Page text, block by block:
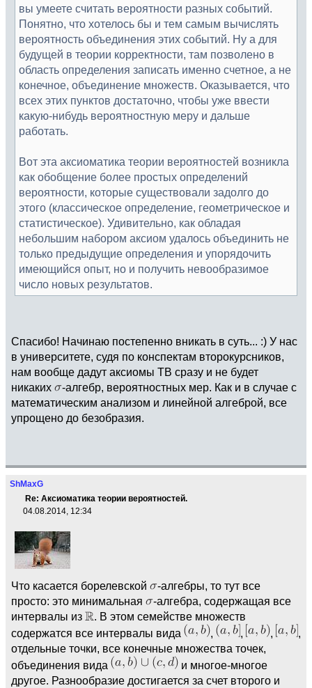
вы умеете считать вероятности разных событий.
Понятно, что хотелось бы и тем самым вычислять
вероятность объединения этих событий. Ну а для
будущей в теории корректности, там позволено в
область определения записать именно счетное, а не
конечное, объединение множеств. Оказывается, что
всех этих пунктов достаточно, чтобы уже ввести
какую-нибудь вероятностную меру и дальше
работать.
Вот эта аксиоматика теории вероятностей возникла
как обобщение более простых определений
вероятности, которые существовали задолго до
этого (классическое определение, геометрическое и
статистическое). Удивительно, как обладая
небольшим набором аксиом удалось объединить не
только предыдущие определения и упорядочить
имеющийся опыт, но и получить невообразимое
число новых результатов.
Спасибо! Начинаю постепенно вникать в суть... :) У нас
в университете, судя по конспектам второкурсников,
нам вообще дадут аксиомы ТВ сразу и не будет
никаких
-алгебр, вероятностных мер. Как и в случае с
математическим анализом и линейной алгеброй, все
упрощено до безобразия.
ShMaxG
Re: Аксиоматика теории вероятностей.
04.08.2014, 12:34
Что касается борелевской
-алгебры, то тут все
просто: это минимальная
-алгебра, содержащая все
интервалы из
. В этом семействе множеств
содержатся все интервалы вида
, , ,
,
отдельные точки, все конечные множества точек,
объединения вида
и многое-многое
другое. Разнообразие достигается за счет второго и